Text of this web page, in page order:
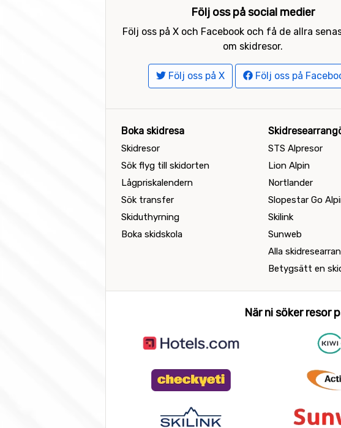
Följ oss på social medier
Följ oss på X och Facebook och få de allra
om skidresor.
Följ oss på X Följ oss på
Boka skidresa
Skidresor
Sök flyg till skidorten
Lågpriskalendern
Sök transfer
Skiduthyrning
Boka skidskola
STS Alpresor
Lion Alpin
Nortlander
Slopestar Go
Skilink
Sunweb
Alla
Betygsätt en
När ni söker resor